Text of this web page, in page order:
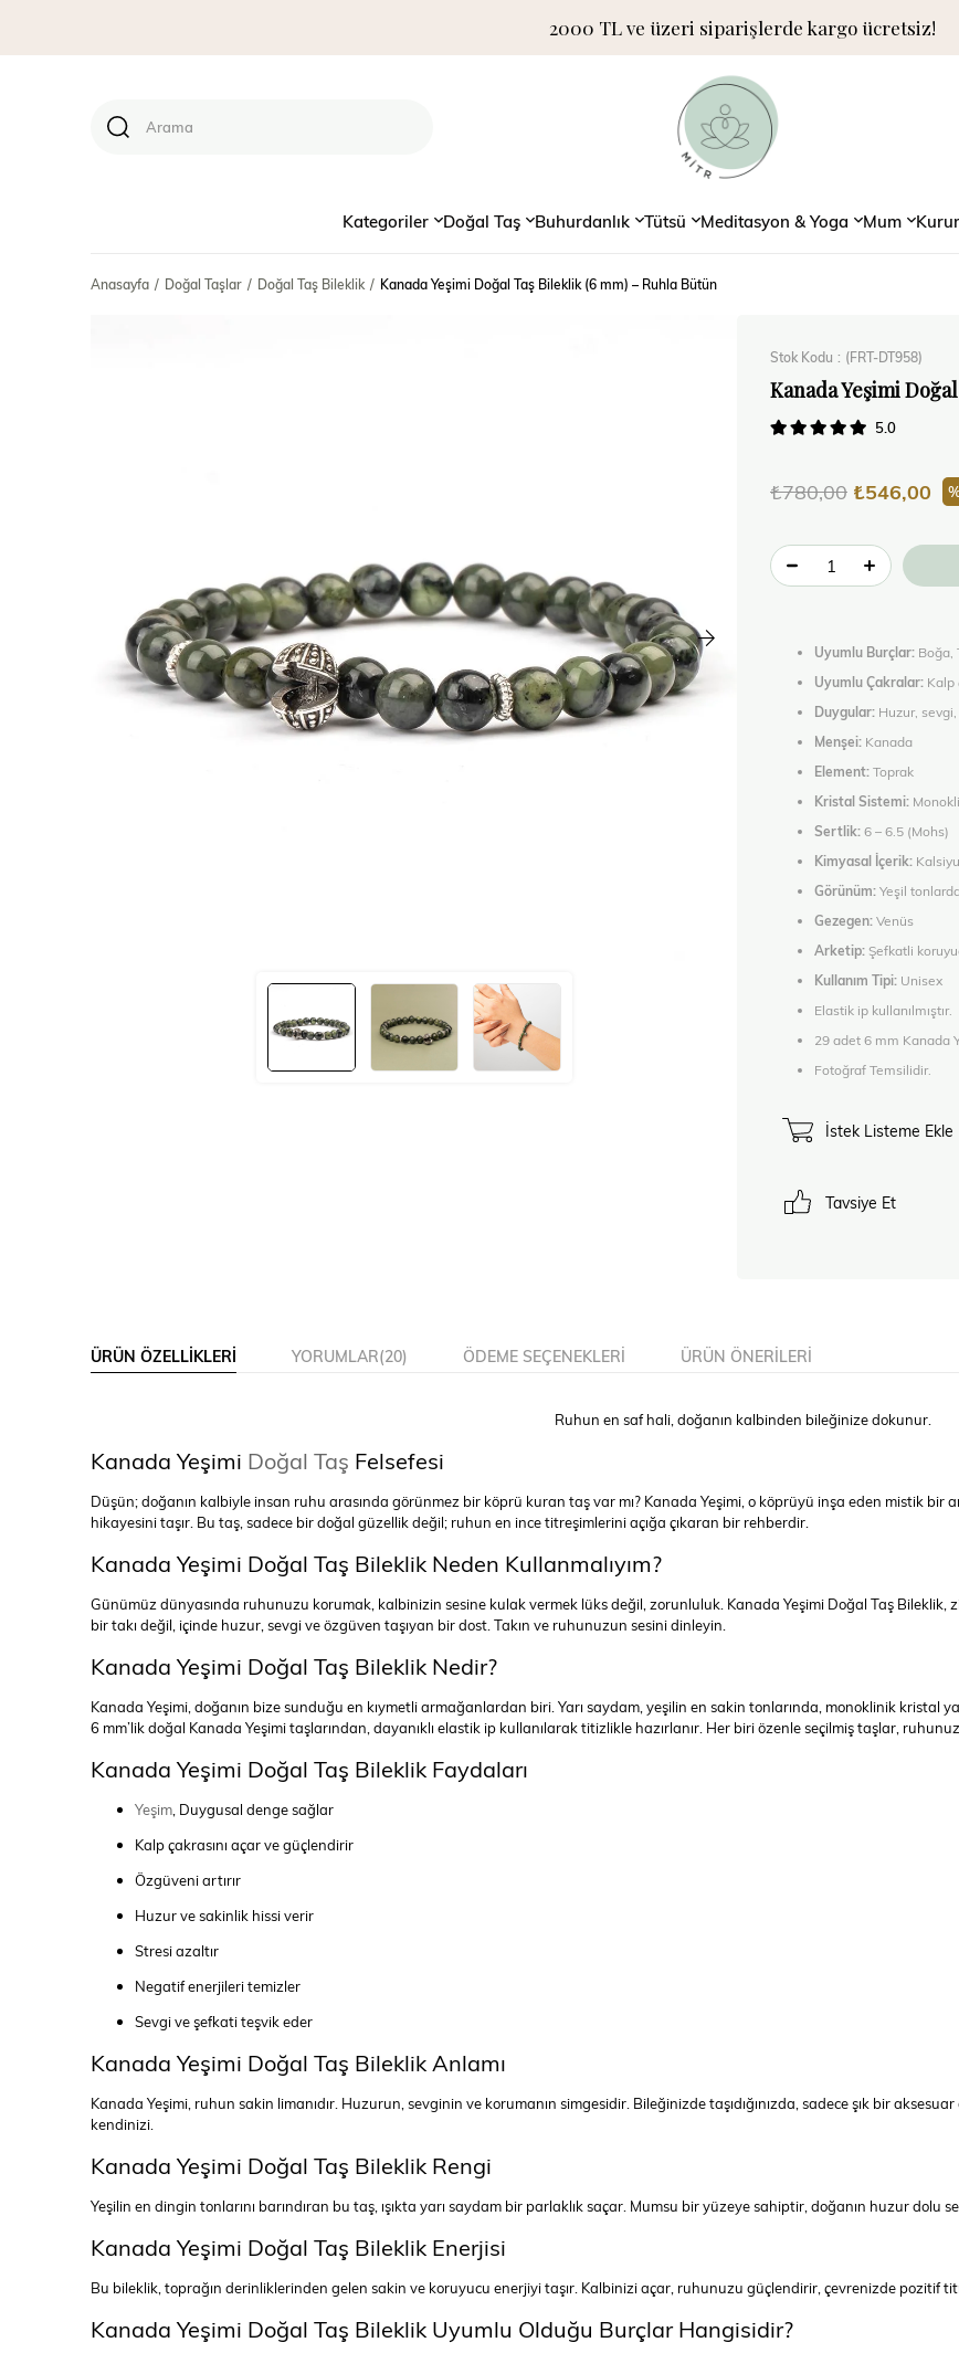
2000 TL ve üzeri siparişlerde kargo ücretsiz!
Kategoriler Doğal Taş Buhurdanlık Tütsü Meditasyon & Yoga Mum
Anasayfa Doğal Taşlar Doğal Taş Bileklik Kanada Yeşimi Doğal Taş Bileklik (6 mm) – Ruhla Bütün
Stok Kodu (FRT-DT958)
Kanada Yeşimi
5.0
₺780,00 ₺546,00
Uyumlu Burçlar: Boğa,
Uyumlu Çakralar: Kalp
Duygular: Huzur,
Menşei: Kanada
Element:Toprak
Kristal Sistemi:
Sertlik:6 – 6.5 (Mohs)
Kimyasal İçerik:
Görünüm:Yeşil
Gezegen:Venüs
Arketip: Şefkatli
Kullanım Tipi: Unisex
Elastik ip kullanılmıştır.
29 adet 6 mm Kanada
Fotoğraf Temsilidir.
İstek Listeme Ekle
Tavsiye Et
ÜRÜN ÖZELLIKLERI YORUMLAR(20) ÖDEME SEÇENEKLERI ÜRÜN ÖNERILERI
Ruhun en saf hali, doğanın kalbinden bileğinize dokunur.
Kanada Yeşimi Doğal Taş Felsefesi
Düşün; doğanın kalbiyle insan ruhu arasında görünmez bir köprü kuran taş var mı? Kanada Yeşimi, o köprüyü inşa eden mistik bir
hikayesini taşır. Bu taş, sadece bir doğal güzellik değil; ruhun en ince titreşimlerini açığa çıkaran bir rehberdir.
Kanada Yeşimi Doğal Taş Bileklik Neden Kullanmalıyım?
Günümüz dünyasında ruhunuzu korumak, kalbinizin sesine kulak vermek lüks değil, zorunluluk. Kanada Yeşimi Doğal Taş Bileklik,
bir takı değil, içinde huzur, sevgi ve özgüven taşıyan bir dost. Takın ve ruhunuzun sesini dinleyin.
Kanada Yeşimi Doğal Taş Bileklik Nedir?
Kanada Yeşimi, doğanın bize sunduğu en kıymetli armağanlardan biri. Yarı saydam, yeşilin en sakin tonlarında, monoklinik kristal
6 mm’lik doğal Kanada Yeşimi taşlarından, dayanıklı elastik ip kullanılarak titizlikle hazırlanır. Her biri özenle seçilmiş taşlar,
Kanada Yeşimi Doğal Taş Bileklik Faydaları
Yeşim, Duygusal denge sağlar
Kalp çakrasını açar ve güçlendirir
Özgüveni artırır
Huzur ve sakinlik hissi verir
Stresi azaltır
Negatif enerjileri temizler
Sevgi ve şefkati teşvik eder
Kanada Yeşimi Doğal Taş Bileklik Anlamı
Kanada Yeşimi, ruhun sakin limanıdır. Huzurun, sevginin ve korumanın simgesidir. Bileğinizde taşıdığınızda, sadece şık bir
kendinizi.
Kanada Yeşimi Doğal Taş Bileklik Rengi
Yeşilin en dingin tonlarını barındıran bu taş, ışıkta yarı saydam bir parlaklık saçar. Mumsu bir yüzeye sahiptir, doğanın huzur dolu
Kanada Yeşimi Doğal Taş Bileklik Enerjisi
Bu bileklik, toprağın derinliklerinden gelen sakin ve koruyucu enerjiyi taşır. Kalbinizi açar, ruhunuzu güçlendirir, çevrenizde pozitif
Kanada Yeşimi Doğal Taş Bileklik Uyumlu Olduğu Burçlar Hangisidir?